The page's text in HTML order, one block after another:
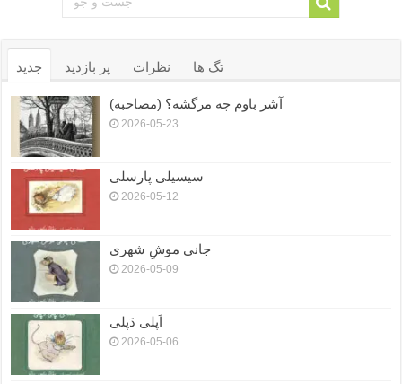
جدید پر بازدید نظرات تگ ها
آشر باوم چه مرگشه؟ (مصاحبه)
2026-05-23
سیسیلی پارسلی
2026-05-12
جانی موشِ شهری
2026-05-09
اَپلی دَپلی
2026-05-06